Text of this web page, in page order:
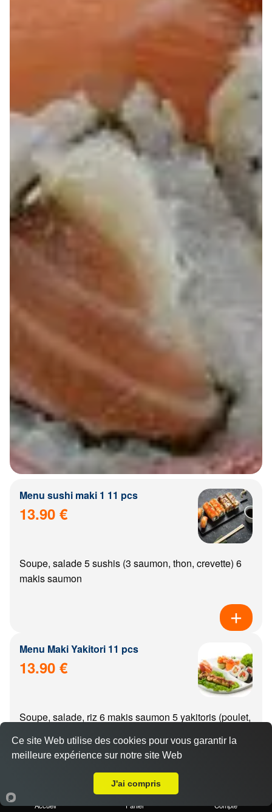
Menu sushi maki 1 11 pcs
13.90 €
Soupe, salade 5 sushis (3 saumon, thon, crevette) 6
makis saumon
Menu Maki Yakitori 11 pcs
13.90 €
Soupe, salade, riz 6 makis saumon 5 yakitoris (poulet,
Menu california Yakitori 11 pcs
Accueil Panier Compte
Ce site Web utilise des cookies pour vous garantir la
meilleure expérience sur notre site Web
J'ai compris